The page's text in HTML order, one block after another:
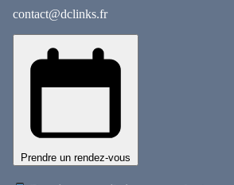
contact@dclinks.fr
Prendre un rendez-vous